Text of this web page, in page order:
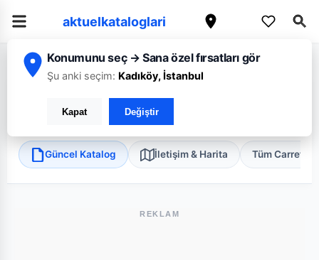
aktuelkataloglari
Konumunu seç → Sana özel fırsatları gör
Şu anki seçim: Kadıköy, İstanbul
Kapat Değiştir
Ana Sayfa/İzmir/CarrefourSA/İzmir Park AVM Süper
CarrefourSA İzmir Park AVM Süper
• Süper Market
Güncel Katalog İletişim & Harita Tüm
REKLAM